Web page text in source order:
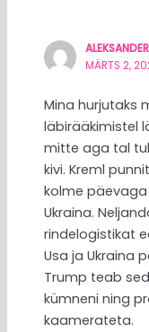
ALEKSANDER
MÄRTS 2,
Mina hurjutaks
läbirääkimistel
mitte aga tal
kivi. Kreml
kolme
Ukraina.
rindelogistikat
Usa ja Ukraina
Trump teab
kümneni ning
kaamerateta.